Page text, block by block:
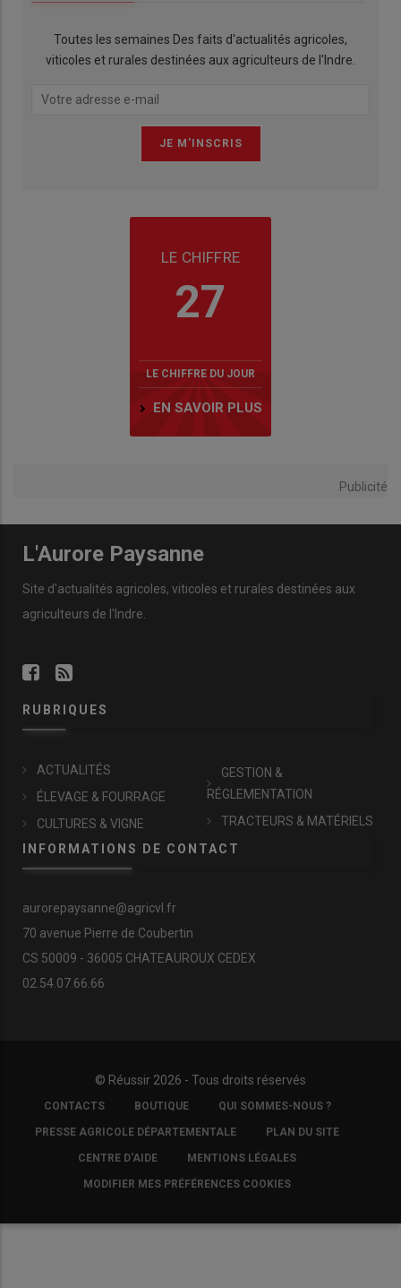
Toutes les semaines Des faits d'actualités agricoles,
viticoles et rurales destinées aux agriculteurs de l'Indre.
LE CHIFFRE
27
LE CHIFFRE DU JOUR
EN SAVOIR PLUS
Publicité
L'Aurore Paysanne
Site d'actualités agricoles, viticoles et rurales destinées aux
agriculteurs de l'Indre.
RUBRIQUES
ACTUALITÉS
ÉLEVAGE & FOURRAGE
CULTURES & VIGNE
GESTION &
RÉGLEMENTATION
TRACTEURS & MATÉRIELS
INFORMATIONS DE CONTACT
aurorepaysanne@agricvl.fr
70 avenue Pierre de Coubertin
CS 50009 - 36005 CHATEAUROUX CEDEX
02.54.07.66.66
© Réussir 2026 - Tous droits réservés
FOOTER
COPYRIGHT
CONTACTS BOUTIQUE QUI SOMMES-NOUS ?
PRESSE AGRICOLE DÉPARTEMENTALE PLAN DU SITE
CENTRE D'AIDE MENTIONS LÉGALES
MODIFIER MES PRÉFÉRENCES COOKIES